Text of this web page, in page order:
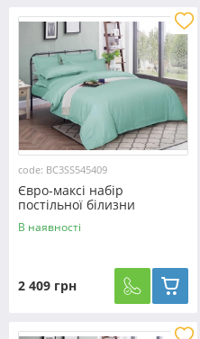
code: BC3SS545409
Євро-максі набір
постільної білизни
200*220 зі Страйп Сатину
№545409 KRISPOL™
В наявності
2 409 грн